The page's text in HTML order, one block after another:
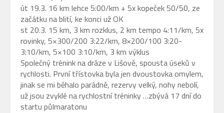
út 19.3. 16 km lehce 5:00/km + 5x kopeček 50/50, ze
začátku na blití, ke konci už OK
st 20.3. 15 km, 3 km rozklus, 2 km tempo 4:11/km, 5x
rovinky, 5×300/200 3:22/km, 8×200/100 3:20-
3:10/km, 5×100 3:10/km, 3 km výklus
Společný trénink na dráze v Lišově, spousta úseků v
rychlosti. První třístovka byla jen dvoustovka omylem,
jinak se mi běhalo parádně, rezervy velký, nohy nebolí,
už jsou zvyklé na rychlostní tréninky …zbývá 17 dní do
startu půlmaratonu